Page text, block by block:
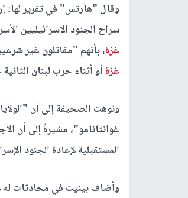
وقال "هآرتس" في تقرير
سراح الجنود الإسرائيليين
غزة، بأنهم "مقاتلون غير
غزة أو أثناء حرب لبنان
ونوهت الصحيفة إلى أن
غوانتانامو"، مشيرةً إلى أن
المستقبلية لإعادة الجنود
وأضاف بينيت في محادثات له